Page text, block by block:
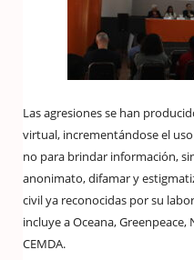
Las agresiones se han
virtual, incrementándose el
no para brindar información,
anonimato, difamar y
civil ya reconocidas por su
incluye a Oceana,
CEMDA.